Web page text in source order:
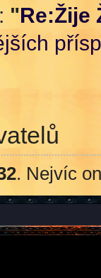
"Re:Žije
. Nejvíc